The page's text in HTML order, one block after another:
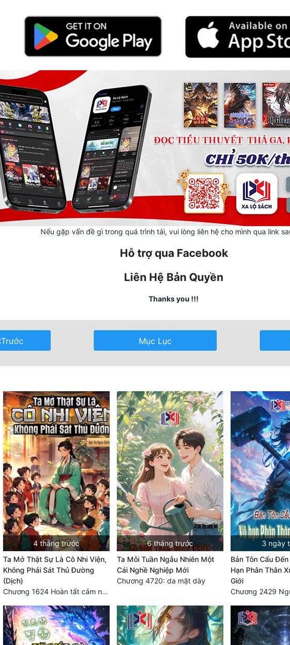
Nếu gặp vấn đề gì trong quá trình tải, vui lòng liên hệ cho mình qua link
Hỗ trợ qua Facebook
Liên Hệ Bản Quyền
Thanks you !!!
Trước Mục Lục
4 tháng trước
Ta Mở Thật Sự Là Cô Nhi Viện,
Không Phải Sát Thủ Đường
(Dịch)
Chương 1624 Hoàn tất cảm nghĩ (2)
6 tháng trước
Ta Mỗi Tuần Ngẫu Nhiên Một
Cái Nghề Nghiệp Mới
Chương 4720: da mặt dày
3 ngày
Bản Tôn Cẩu
Hạn Phân Thân
Giới